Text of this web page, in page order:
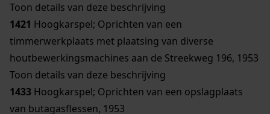
Toon details van deze beschrijving
1421 Hoogkarspel; Oprichten van een
timmerwerkplaats met plaatsing van diverse
houtbewerkingsmachines aan de Streekweg 196, 1953
Toon details van deze beschrijving
1433 Hoogkarspel; Oprichten van een opslagplaats
van butagasflessen, 1953